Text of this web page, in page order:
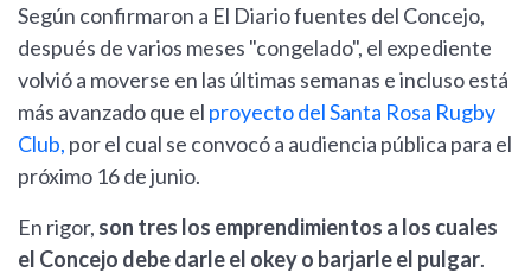
Según confirmaron a El Diario fuentes del Concejo,
después de varios meses "congelado", el expediente
volvió a moverse en las últimas semanas e incluso está
más avanzado que el proyecto del Santa Rosa Rugby
Club, por el cual se convocó a audiencia pública para el
próximo 16 de junio.
En rigor, son tres los emprendimientos a los cuales
el Concejo debe darle el okey o barjarle el pulgar.